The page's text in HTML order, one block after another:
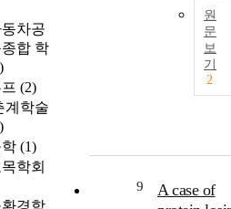
차공
합 학
(2)
계학술
(1)
학회
intraosseous
lipomas
our hospital
2000 to 2017.
Simple X-ray
magnetic
and medical
reviewed.
원
문
보
기
2
9
A case of